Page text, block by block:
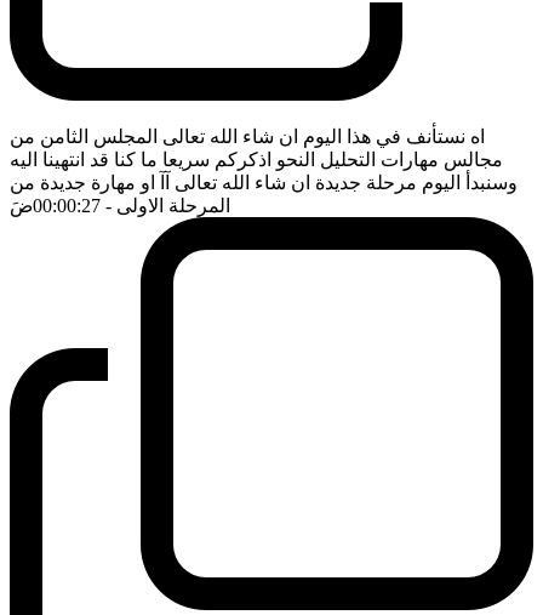
اه نستأنف في هذا اليوم ان شاء الله تعالى المجلس الثامن من
مجالس مهارات التحليل النحو اذكركم سريعا ما كنا قد انتهينا اليه
وسنبدأ اليوم مرحلة جديدة ان شاء الله تعالى آآ او مهارة جديدة من
المرحلة الاولى - 00:00:27 ضَ